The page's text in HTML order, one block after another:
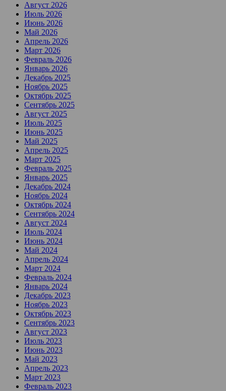
Август 2026
Июль 2026
Июнь 2026
Май 2026
Апрель 2026
Март 2026
Февраль 2026
Январь 2026
Декабрь 2025
Ноябрь 2025
Октябрь 2025
Сентябрь 2025
Август 2025
Июль 2025
Июнь 2025
Май 2025
Апрель 2025
Март 2025
Февраль 2025
Январь 2025
Декабрь 2024
Ноябрь 2024
Октябрь 2024
Сентябрь 2024
Август 2024
Июль 2024
Июнь 2024
Май 2024
Апрель 2024
Март 2024
Февраль 2024
Январь 2024
Декабрь 2023
Ноябрь 2023
Октябрь 2023
Сентябрь 2023
Август 2023
Июль 2023
Июнь 2023
Май 2023
Апрель 2023
Март 2023
Февраль 2023